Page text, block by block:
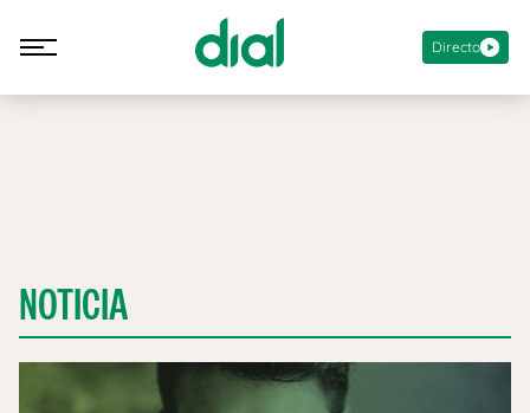
Directo
NOTICIA